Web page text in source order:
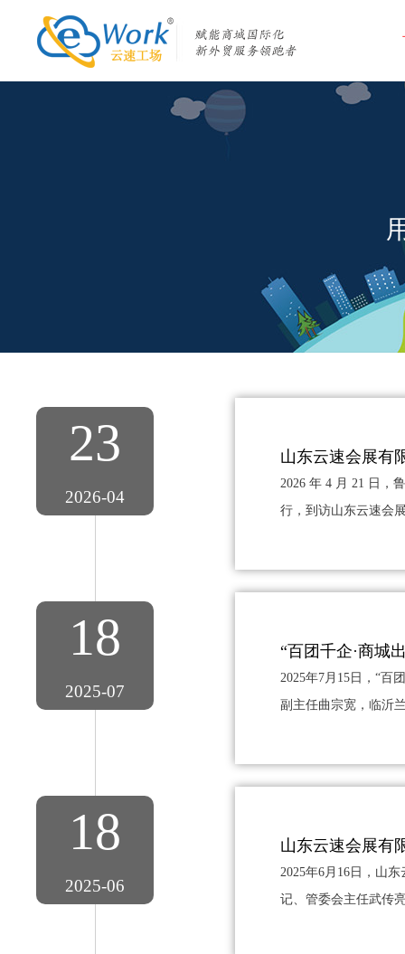
23
2026-04
山东云速会展有
2026 年 4 月 21 日，
行，到访山东云速会
18
2025-07
“百团千企·商城
2025年7月15日，“百
副主任曲宗宽，临沂
18
2025-06
山东云速会展有
2025年6月16日，山
记、管委会主任武传